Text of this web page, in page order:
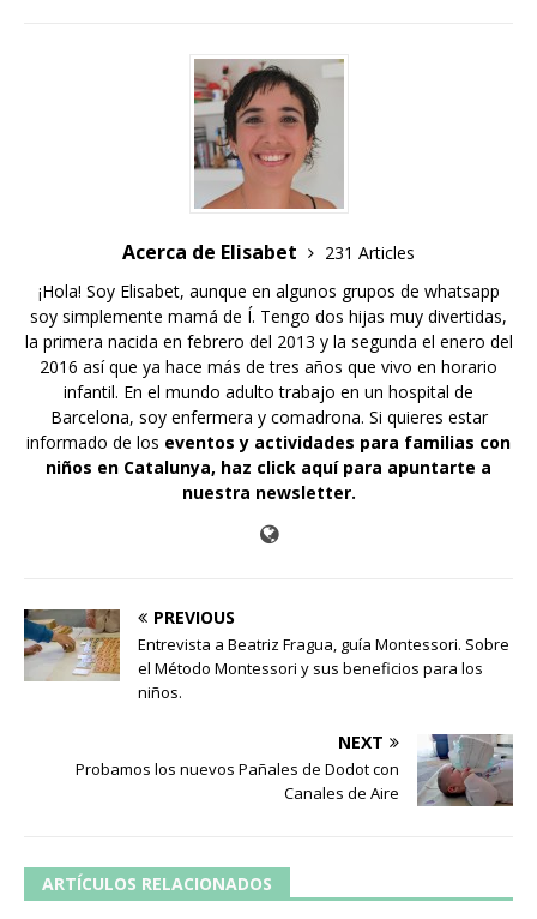
Acerca de Elisabet
231 Articles
¡Hola! Soy Elisabet, aunque en algunos grupos de whatsapp
soy simplemente mamá de Í. Tengo dos hijas muy divertidas,
la primera nacida en febrero del 2013 y la segunda el enero del
2016 así que ya hace más de tres años que vivo en horario
infantil. En el mundo adulto trabajo en un hospital de
Barcelona, soy enfermera y comadrona. Si quieres estar
informado de los eventos y actividades para familias con
niños en Catalunya, haz click aquí para apuntarte a
nuestra newsletter.
PREVIOUS
Entrevista a Beatriz Fragua, guía Montessori. Sobre
el Método Montessori y sus beneficios para los
niños.
NEXT
Probamos los nuevos Pañales de Dodot con
Canales de Aire
ARTÍCULOS RELACIONADOS